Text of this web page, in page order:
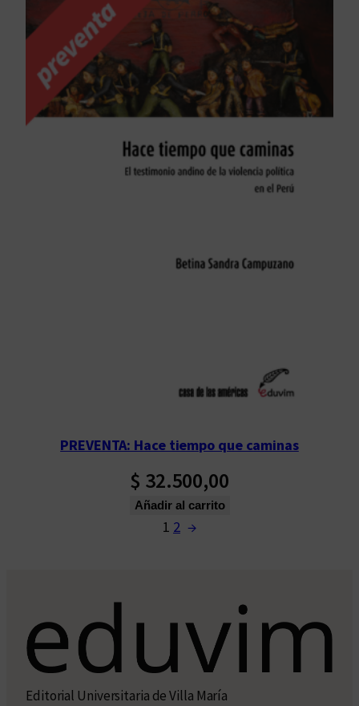
PREVENTA: Hace tiempo que caminas
$ 32.500,00
Añadir al carrito
1 2 →
Editorial Universitaria de Villa María